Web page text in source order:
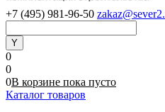
+7 (495) 981-96-50
0
0
0В корзине пока пусто
Каталог товаров